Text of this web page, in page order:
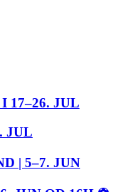
17–26. JUL
JUL
| 5–7. JUN